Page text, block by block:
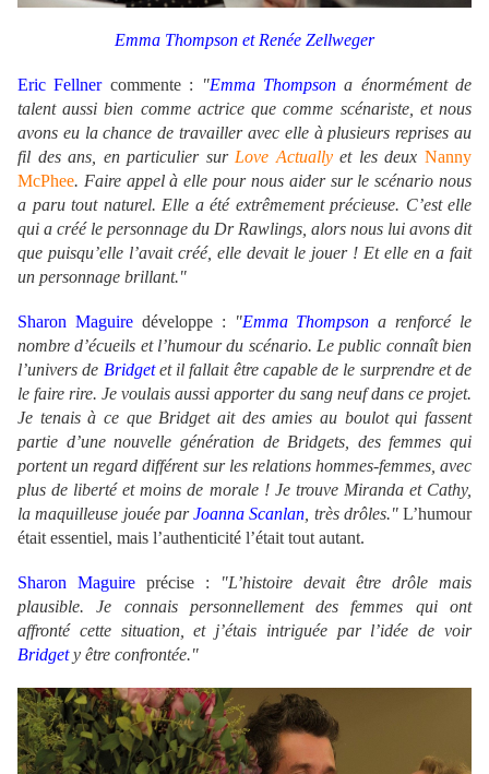
Emma Thompson et Renée Zellweger
Eric Fellnercommente : "Emma Thompsona énormément de
talent aussi bien comme actrice que comme scénariste, et nous
avons eu la chance de travailler avec elle à plusieurs reprises au
fil des ans, en particulier sur Love Actuallyet les deuxNanny
McPhee. Faire appel à elle pour nous aider sur le scénario nous
a paru tout naturel. Elle a été extrêmement précieuse. C’est elle
qui a créé le personnage du Dr Rawlings, alors nous lui avons dit
que puisqu’elle l’avait créé, elle devait le jouer ! Et elle en a fait
un personnage brillant."
Sharon Maguiredéveloppe : "Emma Thompson a renforcé le
nombre d’écueils et l’humour du scénario. Le public connaît bien
l’univers de Bridgetet il fallait être capable de le surprendre et de
le faire rire. Je voulais aussi apporter du sang neuf dans ce projet.
Je tenais à ce que Bridget ait des amies au boulot qui fassent
partie d’une nouvelle génération de Bridgets, des femmes qui
portent un regard différent sur les relations hommes-femmes, avec
plus de liberté et moins de morale ! Je trouve Miranda et Cathy,
la maquilleuse jouée parJoanna Scanlan , très drôles."L’humour
était essentiel, mais l’authenticité l’était tout autant.
Sharon Maguire précise :
"L’histoire devait être drôle mais
plausible. Je connais personnellement des femmes qui ont
affronté cette situation, et j’étais intriguée par l’idée de voir
Bridgety être confrontée."